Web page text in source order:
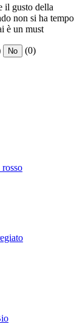
il gusto della
non si ha tempo
è un must
No (0)